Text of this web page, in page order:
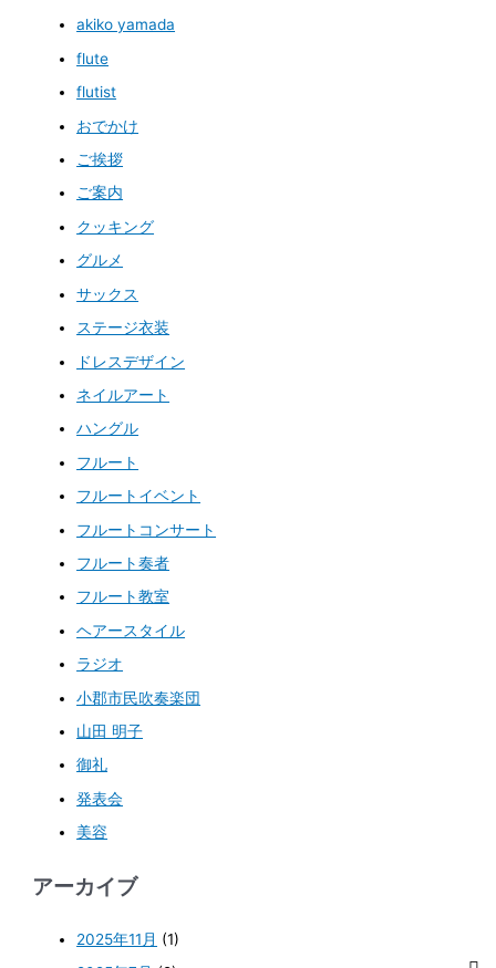
akiko yamada
flute
flutist
おでかけ
ご挨拶
ご案内
クッキング
グルメ
サックス
ステージ衣装
ドレスデザイン
ネイルアート
ハングル
フルート
フルートイベント
フルートコンサート
フルート奏者
フルート教室
ヘアースタイル
ラジオ
小郡市民吹奏楽団
山田 明子
御礼
発表会
美容
アーカイブ
2025年11月 (1)